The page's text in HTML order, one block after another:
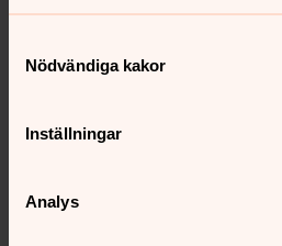
Nödvändiga kakor
Inställningar
Analys
använder dem och vilka
Synpunkter eller frågor